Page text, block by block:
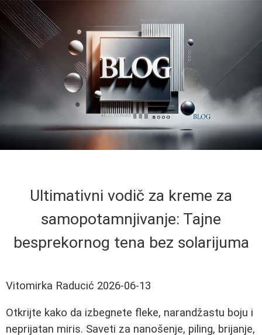
Ultimativni vodič za kreme za
samopotamnjivanje: Tajne
besprekornog tena bez solarijuma
Vitomirka Raducić 2026-06-13
Otkrijte kako da izbegnete fleke, narandžastu boju i
neprijatan miris. Saveti za nanošenje, piling, brijanje,